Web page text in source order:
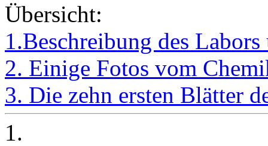
Übersicht:
1.Beschreibung des
2. Einige Fotos vom
3. Die zehn ersten Blätter
1.